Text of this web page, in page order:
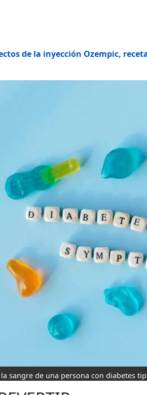
de la inyección Ozempic,
sangre de una persona con diabetes